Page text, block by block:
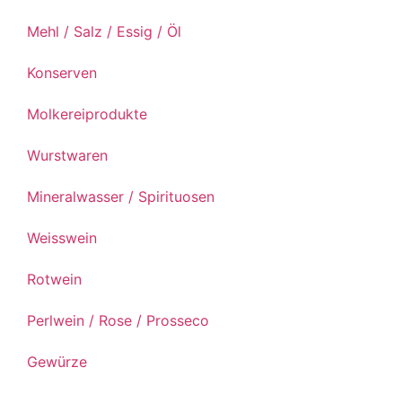
Mehl / Salz / Essig / Öl
Konserven
Molkereiprodukte
Wurstwaren
Mineralwasser / Spirituosen
Weisswein
Rotwein
Perlwein / Rose / Prosseco
Gewürze